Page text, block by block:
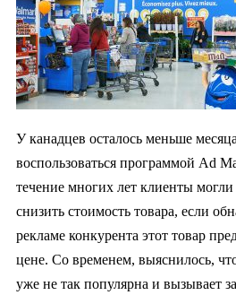
У канадцев осталось меньше
воспользоваться программой Ad
течение многих лет клиенты могли
снизить стоимость товара, если
рекламе конкурента этот товар
цене. Со временем, выяснилось,
уже не так популярна и вызывает